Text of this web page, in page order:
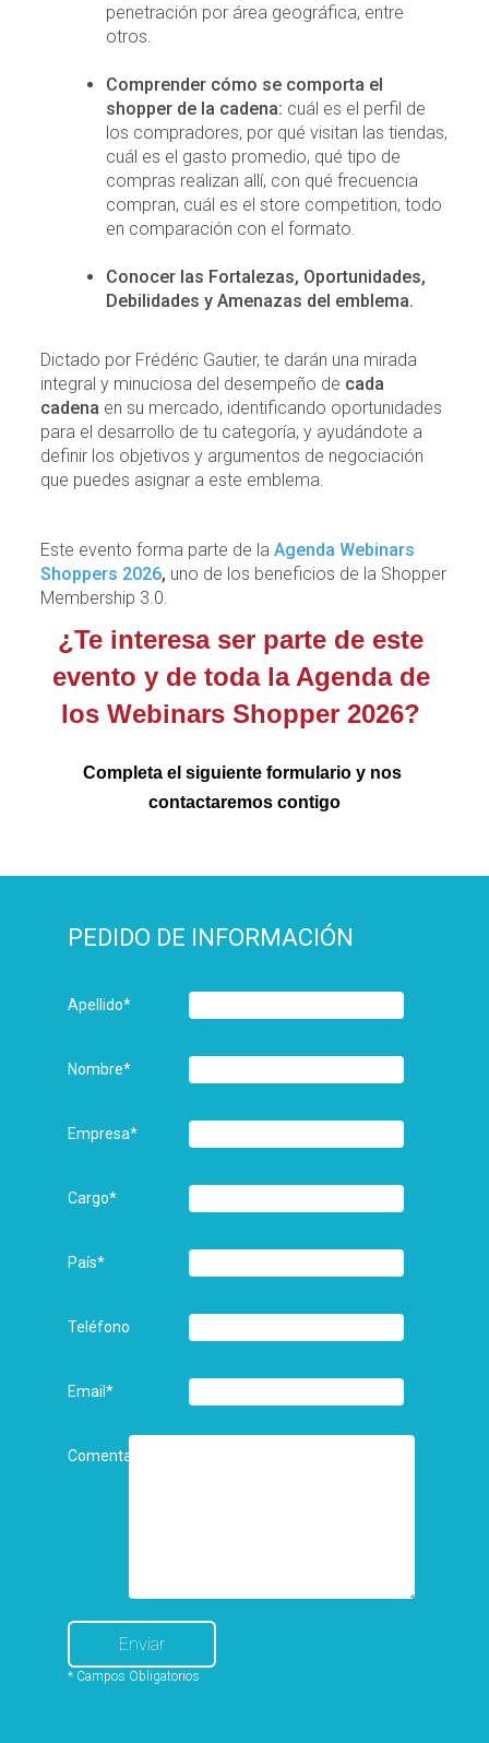
penetración por área geográfica, entre
otros.
Comprender cómo se comporta el
shopper de la cadena: cuál es el perfil de
los compradores, por qué visitan las tiendas,
cuál es el gasto promedio, qué tipo de
compras realizan allí, con qué frecuencia
compran, cuál es el store competition, todo
en comparación con el formato.
Conocer las Fortalezas, Oportunidades,
Debilidades y Amenazas del emblema.
Dictado por Frédéric Gautier, te darán una mirada
integral y minuciosa del desempeño de cada
cadena en su mercado, identificando oportunidades
para el desarrollo de tu categoría, y ayudándote a
definir los objetivos y argumentos de negociación
que puedes asignar a este emblema.
Este evento forma parte de laAgenda Webinars
Shoppers 2026, uno de los beneficios de la Shopper
Membership 3.0.
¿Te interesa ser parte de este
evento y de toda la Agenda de
los Webinars Shopper 2026?
Completa el siguiente formulario y nos
contactaremos contigo
PEDIDO DE INFORMACIÓN
Apellido*
Nombre*
Empresa*
Cargo*
País*
Teléfono
Email*
Comentarios
* Campos Obligatorios